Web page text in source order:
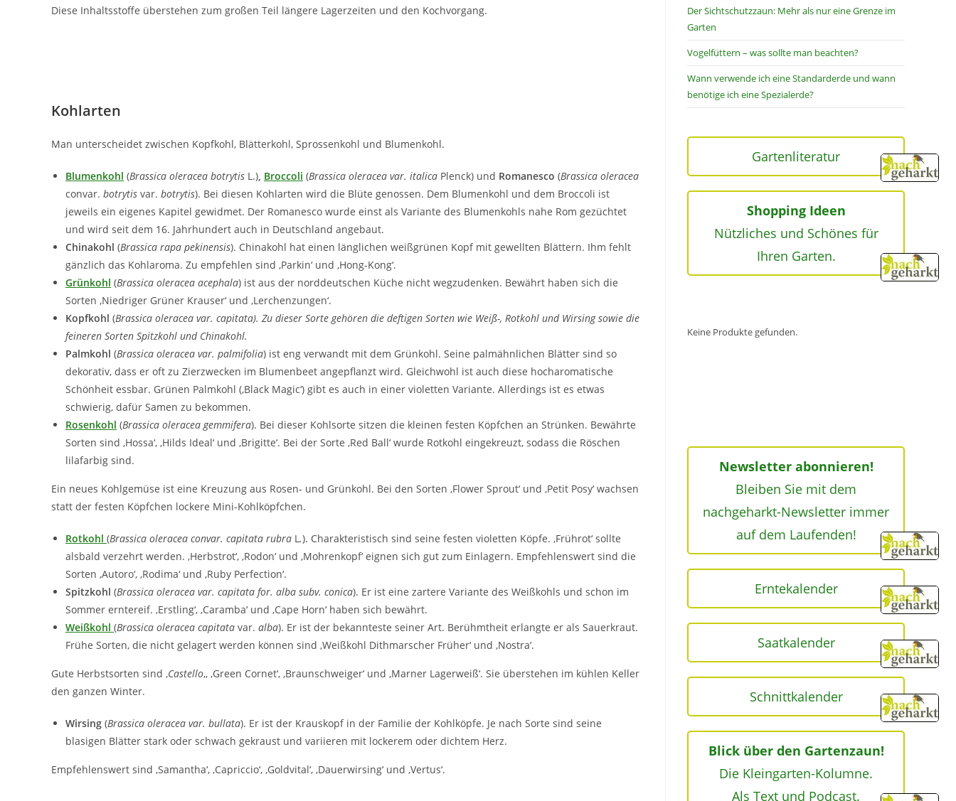
Diese Inhaltsstoffe überstehen zum großen Teil längere Lagerzeiten und den Kochvorgang.
Kohlarten
Man unterscheidet zwischen Kopfkohl, Blätterkohl, Sprossenkohl und Blumenkohl.
Blumenkohl (Brassica oleracea botrytis L.) Broccoli (Brassica oleracea var. italica Plenck) und Romanesco (Brassica oleracea
convar. botrytis var. botrytis). Bei diesen Kohlarten wird die Blüte genossen. Dem Blumenkohl und dem Broccoli ist
jeweils ein eigenes Kapitel gewidmet. Der Romanesco wurde einst als Variante des Blumenkohls nahe Rom gezüchtet
und wird seit dem 16. Jahrhundert auch in Deutschland angebaut.
Chinakohl (Brassica rapa pekinensis). Chinakohl hat einen länglichen weißgrünen Kopf mit gewellten Blättern. Ihm fehlt
gänzlich das Kohlaroma. Zu empfehlen sind ‚Parkin‘ und ‚Hong-Kong‘.
Grünkohl (Brassica oleracea acephala) ist aus der norddeutschen Küche nicht wegzudenken. Bewährt haben sich die
Sorten ‚Niedriger Grüner Krauser‘ und ‚Lerchenzungen‘.
Kopfkohl (Brassica oleracea var. capitata). Zu dieser Sorte gehören die deftigen Sorten wie Weiß-, Rotkohl und Wirsing sowie die
feineren Sorten Spitzkohl und Chinakohl.
Palmkohl (Brassica oleracea var. palmifolia) ist eng verwandt mit dem Grünkohl. Seine palmähnlichen Blätter sind so
dekorativ, dass er oft zu Zierzwecken im Blumenbeet angepflanzt wird. Gleichwohl ist auch diese hocharomatische
Schönheit essbar. Grünen Palmkohl (‚Black Magic‘) gibt es auch in einer violetten Variante. Allerdings ist es etwas
schwierig, dafür Samen zu bekommen.
Rosenkohl (Brassica oleracea gemmifera). Bei dieser Kohlsorte sitzen die kleinen festen Köpfchen an Strünken. Bewährte
Sorten sind ‚Hossa‘, ‚Hilds Ideal‘ und ‚Brigitte‘. Bei der Sorte ‚Red Ball‘ wurde Rotkohl eingekreuzt, sodass die Röschen
lilafarbig sind.
Ein neues Kohlgemüse ist eine Kreuzung aus Rosen- und Grünkohl. Bei den Sorten ‚Flower Sprout‘ und ‚Petit Posy‘ wachsen
statt der festen Köpfchen lockere Mini-Kohlköpfchen.
Rotkohl (Brassica oleracea convar. capitata rubra L .). Charakteristisch sind seine festen violetten Köpfe. ‚Frührot‘ sollte
alsbald verzehrt werden. ‚Herbstrot‘, ‚Rodon‘ und ‚Mohrenkopf‘ eignen sich gut zum Einlagern. Empfehlenswert sind die
Sorten ‚Autoro‘, ‚Rodima‘ und ‚Ruby Perfection‘.
Spitzkohl (Brassica oleracea var. capitata for. alba subv. conica). Er ist eine zartere Variante des Weißkohls und schon im
Sommer erntereif. ‚Erstling‘, ‚Caramba‘ und ‚Cape Horn‘ haben sich bewährt.
Weißkohl (Brassica oleracea capitata var. alba). Er ist der bekannteste seiner Art. Berühmtheit erlangte er als Sauerkraut.
Frühe Sorten, die nicht gelagert werden können sind ‚Weißkohl Dithmarscher Früher‘ und ‚Nostra‘.
Gute Herbstsorten sind ‚Castello‚, ‚Green Cornet‘, ‚Braunschweiger‘ und ‚Marner Lagerweiß‘. Sie überstehen im kühlen Keller
den ganzen Winter.
Wirsing (Brassica oleracea var. bullata). Er ist der Krauskopf in der Familie der Kohlköpfe. Je nach Sorte sind seine
blasigen Blätter stark oder schwach gekraust und variieren mit lockerem oder dichtem Herz.
Empfehlenswert sind ‚Samantha‘, ‚Capriccio‘, ‚Goldvital‘, ‚Dauerwirsing‘ und ‚Vertus‘.
Der Sichtschutzzaun: Mehr als nur eine Grenze im
Garten
Vogelfüttern – was sollte man beachten?
Wann verwende ich eine Standarderde und wann
benötige ich eine Spezialerde?
Gartenliteratur
Shopping Ideen
Nützliches und Schönes für
Ihren Garten.
Keine Produkte gefunden.
Newsletter abonnieren!
Bleiben Sie mit dem
nachgeharkt-Newsletter immer
auf dem Laufenden!
Erntekalender
Saatkalender
Schnittkalender
Blick über den Gartenzaun!
Die Kleingarten-Kolumne.
Als Text und Podcast.